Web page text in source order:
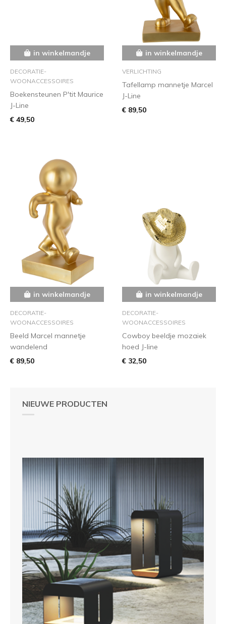
NIEUWE PRODUCTEN
in winkelmandje
DECORATIE-
WOONACCESSOIRES
Boekensteunen P'tit Maurice
J-Line
€ 49,50
in winkelmandje
VERLICHTING
Tafellamp mannetje Marcel
J-Line
€ 89,50
in winkelmandje
DECORATIE-
WOONACCESSOIRES
Beeld Marcel mannetje
wandelend
€ 89,50
in winkelmandje
DECORATIE-
WOONACCESSOIRES
Cowboy beeldje mozaiek
hoed J-line
€ 32,50